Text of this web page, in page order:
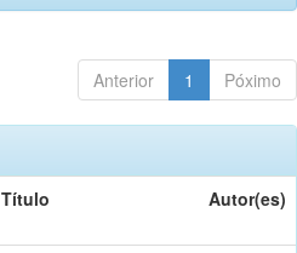
Anterior 1 Póximo
Título Autor(es)